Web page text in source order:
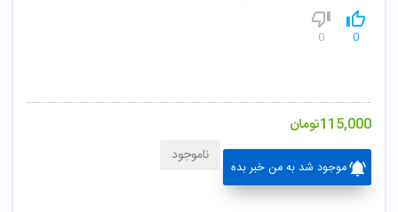
0
0
115,000تومان
موجود شد به من خبر بده
ناموجود